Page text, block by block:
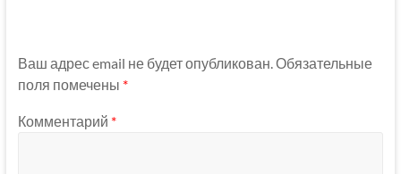
Ваш адрес email не будет опубликован. Обязательные
поля помечены *
Комментарий *